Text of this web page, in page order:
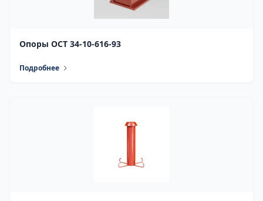
Опоры ОСТ 34-10-616-93
Подробнее